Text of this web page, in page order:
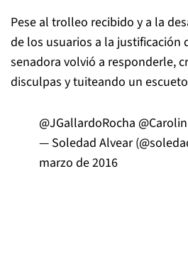
Pese al trolleo recibido y a la
de los usuarios a la justificación
senadora volvió a responderle,
disculpas y tuiteando un
@JGallardoRocha
— Soledad Alvear
marzo de 2016